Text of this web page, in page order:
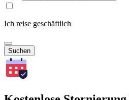
Ich reise geschäftlich
Suchen